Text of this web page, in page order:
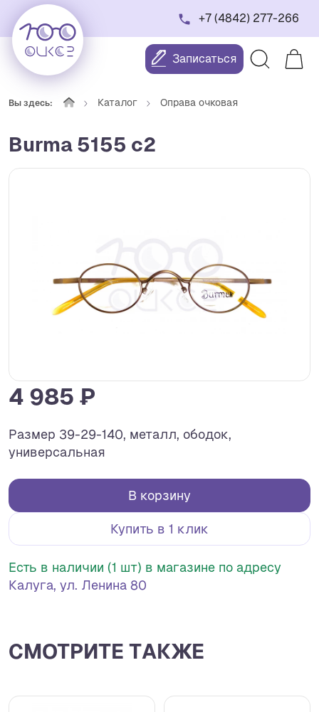
+7 (4842) 277-266
Записаться
Вы здесь: Каталог Оправа очковая
Burma 5155 c2
4 985 ₽
Размер 39-29-140, металл, ободок,
универсальная
В корзину
Купить в 1 клик
Есть в наличии (1 шт) в магазине по адресу
Калуга, ул. Ленина 80
СМОТРИТЕ ТАКЖЕ